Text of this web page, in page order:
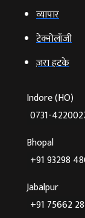
व्‍यापार
टेक्‍नोलॉजी
ज़रा हटके
Indore (HO)
0731-
Bhopal
+91 93298
Jabalpur
+91 75662